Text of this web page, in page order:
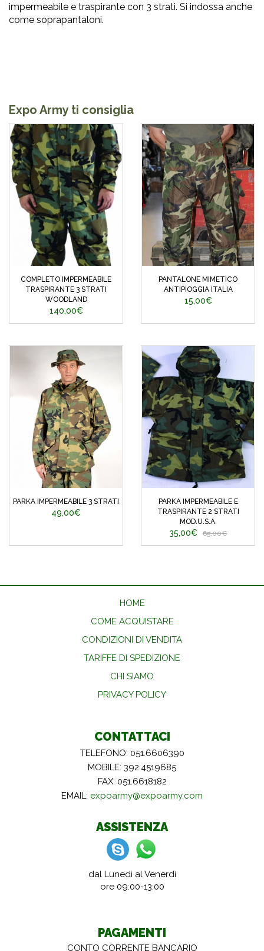
impermeabile e traspirante con 3 strati. Si indossa anche
come soprapantaloni.
Expo Army ti consiglia
COMPLETO IMPERMEABILE
TRASPIRANTE 3 STRATI
WOODLAND
140,00€
PANTALONE MIMETICO
ANTIPIOGGIA ITALIA
15,00€
PARKA IMPERMEABILE 3 STRATI
49,00€
PARKA IMPERMEABILE E
TRASPIRANTE 2 STRATI
MOD.U.S.A.
35,00€ 65,00€
HOME
COME ACQUISTARE
CONDIZIONI DI VENDITA
TARIFFE DI SPEDIZIONE
CHI SIAMO
PRIVACY POLICY
CONTATTACI
TELEFONO: 051.6606390
MOBILE: 392.4519685
FAX: 051.6618182
EMAIL: expoarmy@expoarmy.com
ASSISTENZA
dal Lunedì al Venerdì
ore 09:00-13:00
PAGAMENTI
CONTO CORRENTE BANCARIO